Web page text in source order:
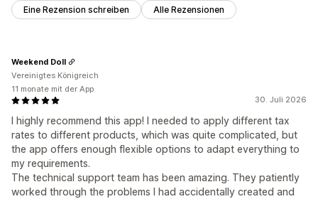
Eine Rezension schreiben Alle Rezensionen
30. Juli 2026
I highly recommend this app! I needed to apply different tax
rates to different products, which was quite complicated, but
the app offers enough flexible options to adapt everything to
my requirements.
The technical support team has been amazing. They patiently
worked through the problems I had accidentally created and
Weekend Doll
Vereinigtes Königreich
11 monate mit der App